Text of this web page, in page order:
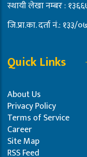
स्थायी लेखा नम्बर :
जि.प्रा.का. दर्ता नं.: १३३/
Quick Links
About Us
Privacy Policy
Terms of Service
Career
Site Map
RSS Feed